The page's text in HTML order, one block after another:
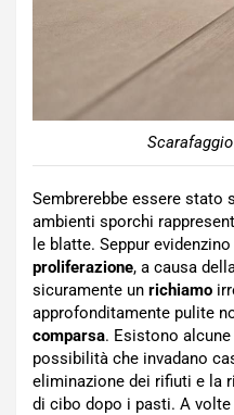
Sembrerebbe essere
ambienti sporchi
le blatte. Seppur
proliferazione, a causa
sicuramente un richiamo
approfonditamente pulite
comparsa. Esistono alcune
possibilità che invadano
eliminazione dei rifiuti e la
di cibo dopo i pasti. A volte